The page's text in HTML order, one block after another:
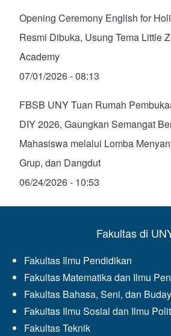
Opening Ceremony English for
Resmi Dibuka, Usung Tema Little
Academy
07/01/2026 - 08:13
FBSB UNY Tuan Rumah
DIY 2026, Gaungkan Semangat
Mahasiswa melalui Lomba
Grup, dan Dangdut
06/24/2026 - 10:53
Fakultas di
Fakultas Ilmu Pendidikan
Fakultas Matematika dan Ilmu
Fakultas Bahasa, Seni, dan
Fakultas Ilmu Sosial dan Ilmu
Fakultas Teknik